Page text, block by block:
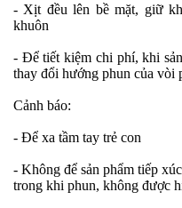
- Xịt đều lên bề mặt, giữ
khuôn
- Để tiết kiệm chi phí, khi
thay đổi hướng phun của vòi
Cảnh báo:
- Để xa tầm tay trẻ con
- Không để sản phẩm tiếp
trong khi phun, không được